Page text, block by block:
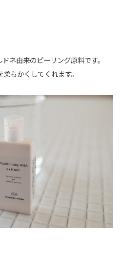
ネ由来のピーリング原料です。
らかくしてくれます。